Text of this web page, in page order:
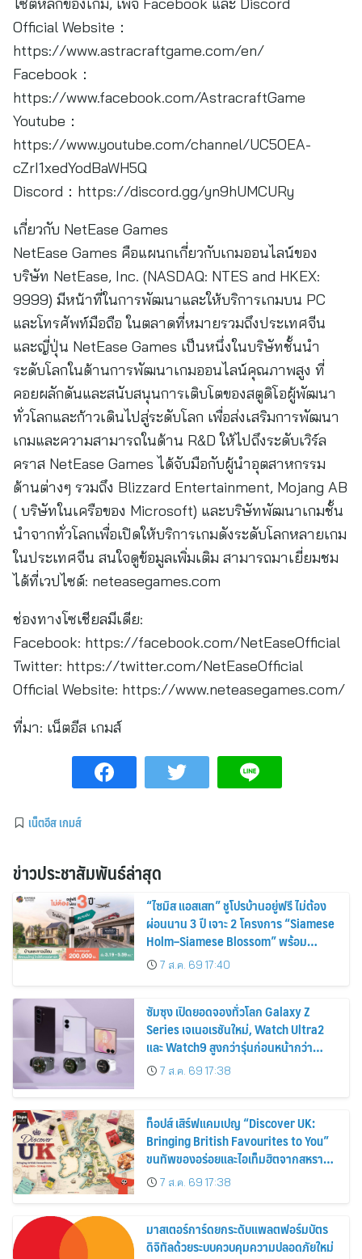
Official Website：
https://www.astracraftgame.com/en/
Facebook：
https://www.facebook.com/AstracraftGame
Youtube：
https://www.youtube.com/channel/UC5OEA-
cZrI1xedYodBaWH5Q
Discord：https://discord.gg/yn9hUMCURy
เกี่ยวกับ NetEase Games
NetEase Games คือแผนกเกี่ยวกับเกมออนไลน์ของ
บริษัท NetEase, Inc. (NASDAQ: NTES and HKEX:
9999) มีหน้าที่ในการพัฒนาและให้บริการเกมบน PC
และโทรศัพท์มือถือ ในตลาดที่หมายรวมถึงประเทศจีน
และญี่ปุ่น NetEase Games เป็นหนึ่งในบริษัทชั้นนำ
ระดับโลกในด้านการพัฒนาเกมออนไลน์คุณภาพสูง ที่
คอยผลักดันและสนับสนุนการเติบโตของสตูดิโอผู้พัฒนา
ทั่วโลกและก้าวเดินไปสู่ระดับโลก เพื่อส่งเสริมการพัฒนา
เกมและความสามารถในด้าน R&D ให้ไปถึงระดับเวิร์ล
คราส NetEase Games ได้จับมือกับผู้นำอุตสาหกรรม
ด้านต่างๆ รวมถึง Blizzard Entertainment, Mojang AB
( บริษัทในเครือของ Microsoft) และบริษัทพัฒนาเกมชั้น
นำจากทั่วโลกเพื่อเปิดให้บริการเกมดังระดับโลกหลายเกม
ในประเทศจีน สนใจดูข้อมูลเพิ่มเติม สามารถมาเยี่ยมชม
ได้ที่เวปไซต์: neteasegames.com
ช่องทางโซเชียลมีเดีย:
Facebook: https://facebook.com/NetEaseOfficial
Twitter: https://twitter.com/NetEaseOfficial
Official Website: https://www.neteasegames.com/
ที่มา: เน็ตอีส เกมส์
เน็ตอีส เกมส์
ข่าวประชาสัมพันธ์ล่าสุด
“ไซมิส แอสเสท” ชูโปรบ้านอยู่ฟรี ไม่ต้อง
ผ่อนนาน 3 ปี เจาะ 2 โครงการ “Siamese
Holm–Siamese Blossom” พร้อม
ส่วนลดและสิทธิพิเศษถึง 31 สิงหาคม
2569
7 ส.ค. 69 17:40
ซัมซุง เปิดยอดจองทั่วโลก Galaxy Z
Series เจเนอเรชันใหม่, Watch Ultra2
และ Watch9 สูงกว่ารุ่นก่อนหน้ากว่า
30%7 ส.ค. 69 17:38
ท็อปส์ เสิร์ฟแคมเปญ “Discover UK:
Bringing British Favourites to You”
ขนทัพของอร่อยและไอเท็มฮิตจากสหราช
อาณาจักร ส่งตรงถึงมือตั้งแต่วันนี้ – 18
สิงหาคมนี้
7 ส.ค. 69 17:38
มาสเตอร์การ์ดยกระดับแพลตฟอร์มบัตร
ดิจิทัลด้วยระบบควบคุมความปลอดภัยใหม่